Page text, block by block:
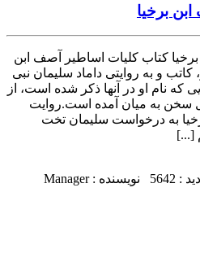
برخیا
کتاب کلیات اساطیر آصف ابن
کاتب و به روایتی داماد سلیمان نبی
که نام او در آنها ذکر شده است، از
۴۰ از سوره نمل سخن به میان آمده است.روایت
به درخواست سلیمان تخت
[...]
: 5642
نویسنده : Manager